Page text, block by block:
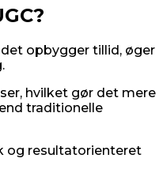
opbygger tillid, øger
hvilket gør det mere
traditionelle
og resultatorienteret